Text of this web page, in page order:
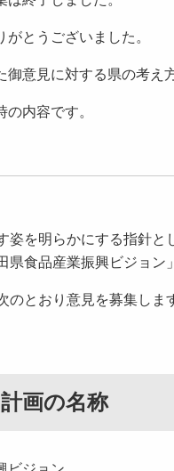
とうございました。
意見に対する県の考え
の内容です。
を明らかにする指針と
県食品産業振興ビジョ
のとおり意見を募集しま
画の名称